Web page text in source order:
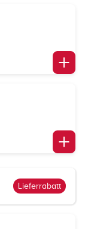
Lieferrabatt